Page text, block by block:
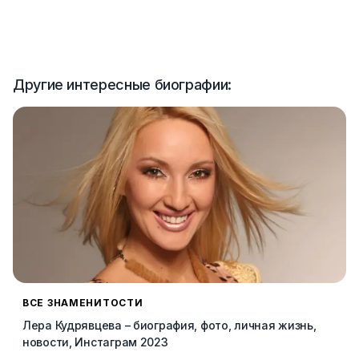
Другие интересные биографии:
ВСЕ ЗНАМЕНИТОСТИ
Лера Кудрявцева – биография, фото, личная жизнь,
новости, Инстаграм 2023